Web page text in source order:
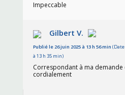
Impeccable
Gilbert V.
Publié le 26 juin 2025 à 13 h 56 min
à 13 h 35 min)
Correspondant à ma demande
cordialement